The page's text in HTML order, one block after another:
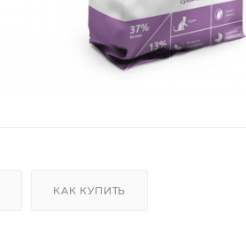
КАК КУПИТЬ